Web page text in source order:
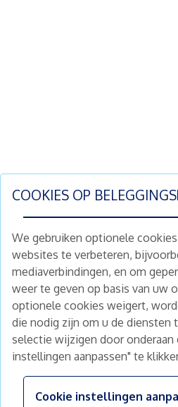
COOKIES OP
We gebruiken optionele
websites te verbeteren,
mediaverbindingen, en om
weer te geven op basis van uw
optionele cookies weigert,
die nodig zijn om u de diensten
selectie wijzigen door onderaan
instellingen aanpassen" te
Cookie instellingen
Schrijf je nu in en
nieuwe aanbod
Nieuwsbrief
Home
Te koop
Nieuws
1053 TA
+31 (0) 30 225